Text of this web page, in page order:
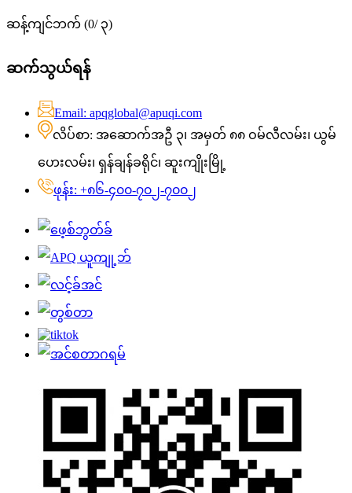
ဆန့်ကျင်ဘက် (0/ ၃)
ဆက်သွယ်ရန်
Email: apqglobal@apuqi.com
လိပ်စာ: အဆောက်အဦ ၃၊ အမှတ် ၈၈ ဝမ်လီလမ်း၊ ယွမ်
ဟေးလမ်း၊ ရှန်ချန်ခရိုင်၊ ဆူးကျိုးမြို့
ဖုန်း: +၈၆-၄၀၀-၇၀၂-၇၀၀၂